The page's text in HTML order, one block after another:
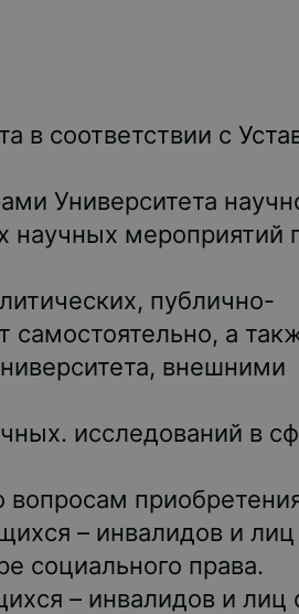
в соответствии с
Университета
научных мероприятий
публично-
самостоятельно, а
внешними
исследований в
– инвалидов и
социального права.
– инвалидов и